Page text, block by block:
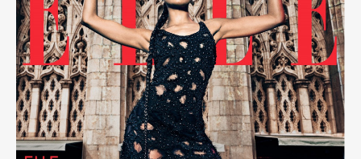
Marianne Elle Decoration
Knihy Merch